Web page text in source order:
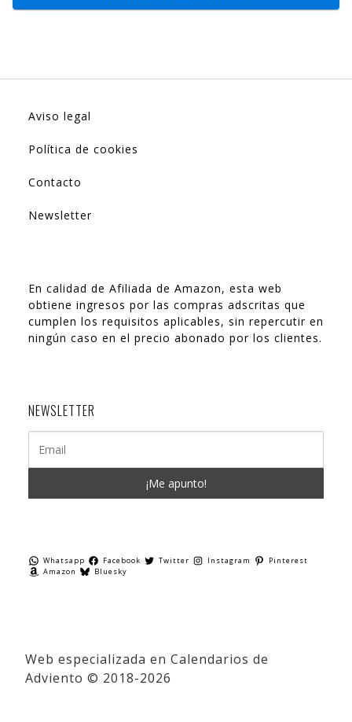
Aviso legal
Política de cookies
Contacto
Newsletter
En calidad de Afiliada de Amazon, esta web
obtiene ingresos por las compras adscritas que
cumplen los requisitos aplicables, sin repercutir en
ningún caso en el precio abonado por los clientes.
NEWSLETTER
Whatsapp Facebook Twitter Instagram
Pinterest
Amazon
Bluesky
Web especializada en Calendarios de
Adviento © 2018-2026